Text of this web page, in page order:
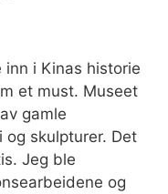
inn i Kinas historie
et must. Museet
gamle
og skulpturer. Det
Jeg ble
og